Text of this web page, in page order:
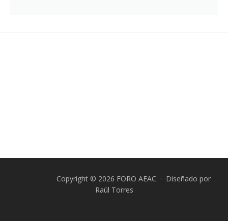
Copyright © 2026 FORO AEAC · Diseñado por
Raúl Torres